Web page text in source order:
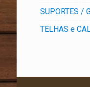
SUPORTES /
TELHAS e